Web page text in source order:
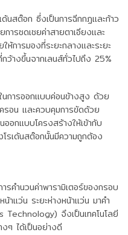
ด้นสต๊อก ซึ่งเป็นการฉีกกฏและก้าว
ารชดเชยค่าสายตาเอียงและ
การมองที่ระยะกลางและระยะ
างขึ้นจากเลนส์ทั่วไปถึง 25%
นการออกแบบค่อนข้างสูง ด้วย
ครอน และควบคุมการขัดด้วย
อกแบบโครงสร้างให้เข้ากับ
รเด้นสต๊อกนั้นมีความถูกต้อง
รคำนวนค่าพารามิเตอร์ของกรอบ
น้าแว่น ระยะห่างหน้าแว่น มาคำ
Technology) จึงเป็นเทคโนโลยี
ๆ ได้เป็นอย่างดี